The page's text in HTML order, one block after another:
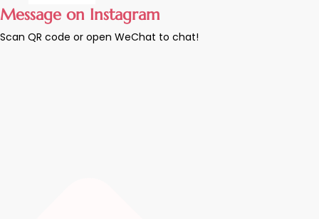
Message on Instagram
Scan QR code or open WeChat to chat!